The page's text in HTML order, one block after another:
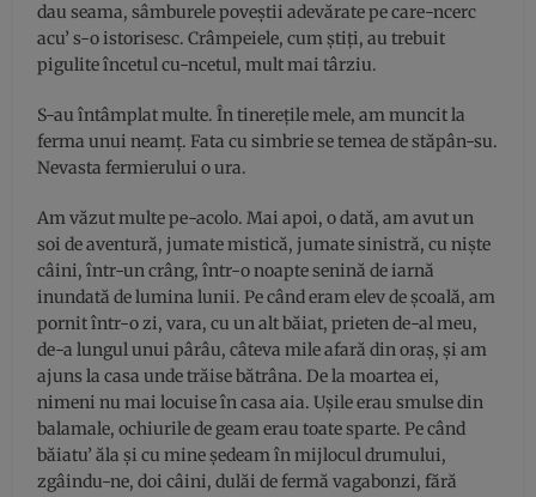
dau seama, sâmburele poveştii adevărate pe care-ncerc
acu’ s-o istorisesc. Crâmpeiele, cum ştiţi, au trebuit
pigulite încetul cu-ncetul, mult mai târziu.
S-au întâmplat multe. În tinereţile mele, am muncit la
ferma unui neamţ. Fata cu simbrie se temea de stăpân-su.
Nevasta fermierului o ura.
Am văzut multe pe-acolo. Mai apoi, o dată, am avut un
soi de aventură, jumate mistică, jumate sinistră, cu nişte
câini, într-un crâng, într-o noapte senină de iarnă
inundată de lumina lunii. Pe când eram elev de şcoală, am
pornit într-o zi, vara, cu un alt băiat, prieten de-al meu,
de-a lungul unui pârâu, câteva mile afară din oraş, şi am
ajuns la casa unde trăise bătrâna. De la moartea ei,
nimeni nu mai locuise în casa aia. Uşile erau smulse din
balamale, ochiurile de geam erau toate sparte. Pe când
băiatu’ ăla şi cu mine şedeam în mijlocul drumului,
zgâindu-ne, doi câini, dulăi de fermă vagabonzi, fără